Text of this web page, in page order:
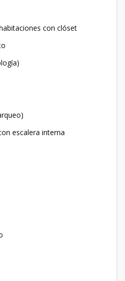
con clóset
escalera interna